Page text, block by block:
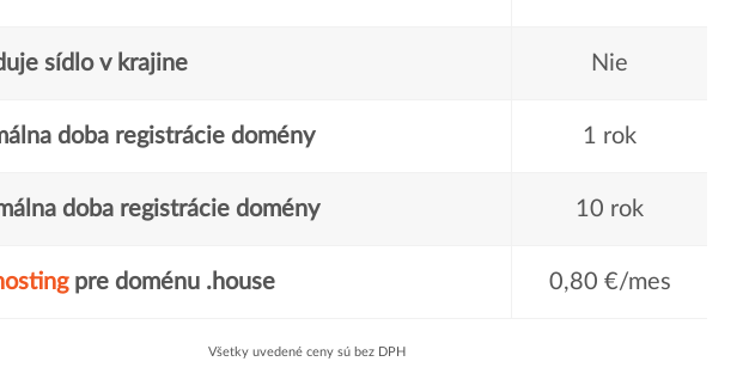
sídlo v krajine Nie
doba registrácie domény 1 rok
doba registrácie domény 10 rok
pre doménu .house 0,80 €/mes
Všetky uvedené ceny sú bez DPH